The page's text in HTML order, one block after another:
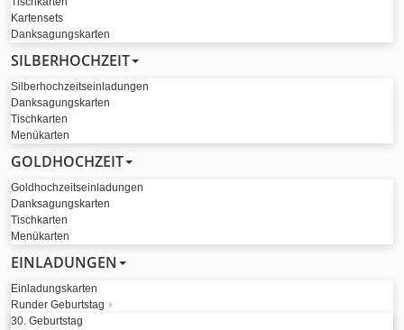
Kartensets
Danksagungskarten
SILBERHOCHZEIT
Silberhochzeitseinladungen
Danksagungskarten
Tischkarten
Menükarten
GOLDHOCHZEIT
Goldhochzeitseinladungen
Danksagungskarten
Tischkarten
Menükarten
EINLADUNGEN
Einladungskarten
Runder Geburtstag
30. Geburtstag